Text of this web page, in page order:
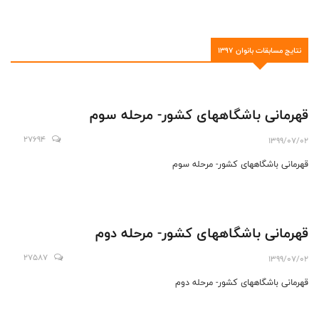
-
-
نتایج مسابقات بانوان 1397
قهرمانی باشگاههای کشور- مرحله سوم
1399/07/02
27694
قهرمانی باشگاههای کشور- مرحله سوم
قهرمانی باشگاههای کشور- مرحله دوم
1399/07/02
27587
قهرمانی باشگاههای کشور- مرحله دوم